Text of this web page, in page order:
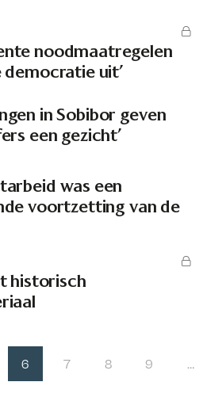
noodmaatregelen
democratie uit’
in Sobibor geven
een gezicht’
was een
voortzetting van de
historisch
6 7 8 9 …